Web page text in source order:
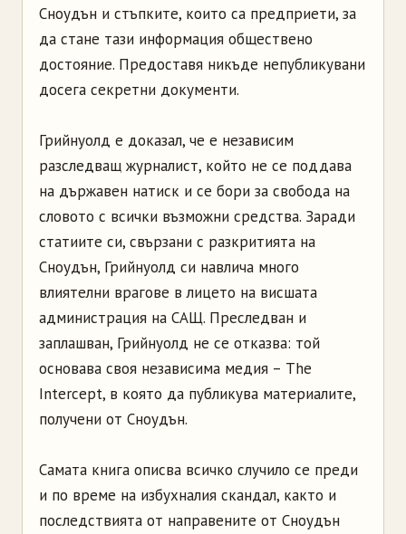
Сноудън и стъпките, които са предприети, за
да стане тази информация обществено
достояние. Предоставя никъде непубликувани
досега секретни документи.
Грийнуолд е доказал, че е независим
разследващ журналист, който не се поддава
на държавен натиск и се бори за свобода на
словото с всички възможни средства. Заради
статиите си, свързани с разкритията на
Сноудън, Грийнуолд си навлича много
влиятелни врагове в лицето на висшата
администрация на САЩ. Преследван и
заплашван, Грийнуолд не се отказва: той
основава своя независима медия – The
Intercept, в която да публикува материалите,
получени от Сноудън.
Самата книга описва всичко случило се преди
и по време на избухналия скандал, както и
последствията от направените от Сноудън